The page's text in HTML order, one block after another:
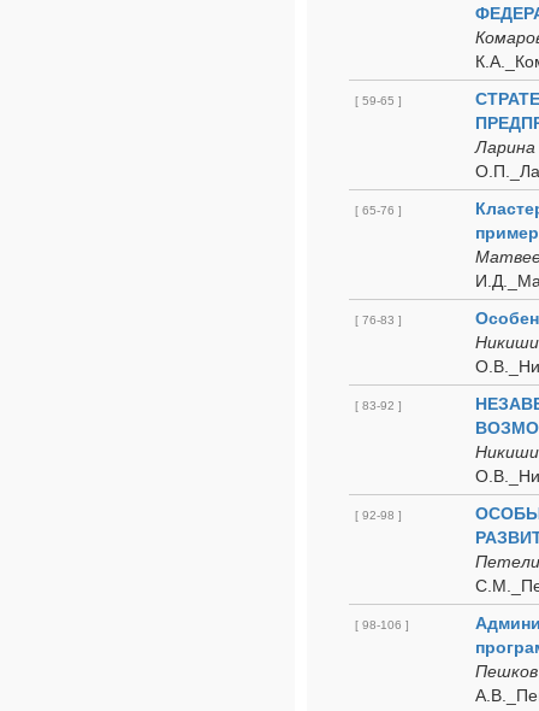
[ 59-65 ]
[ 65-76 ]
[ 76-83 ]
[ 83-92 ]
[ 92-98 ]
[ 98-106 ]